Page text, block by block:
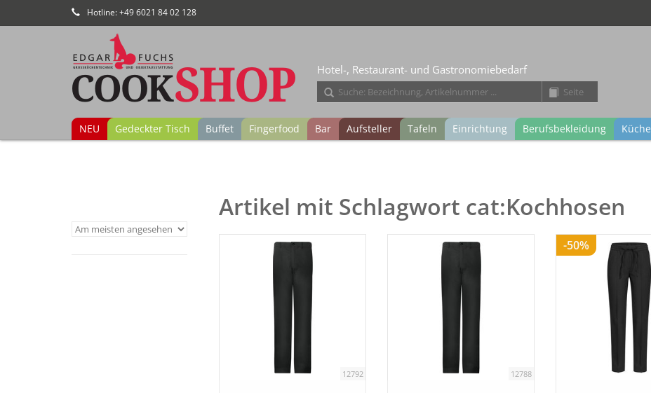
Hotline: +49 6021 84 02 128
Hotel-, Restaurant- und Gastronomiebedarf
NEU Gedeckter Tisch Buffet Fingerfood Bar Aufsteller Tafeln Einrichtung Berufsbekleidung Küche
Artikel mit Schlagwort cat:Kochhosen
12792 12788
-50%